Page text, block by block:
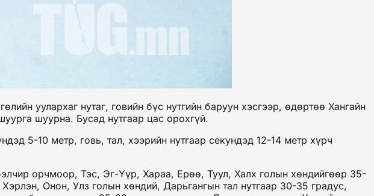
уулархаг нутаг, говийн бүс нутгийн баруун хэсгээр, өдөртөө Хангайн
шуурна. Бусад нутгаар цас орохгүй.
5-10 метр, говь, тал, хээрийн нутгаар секундэд 12-14 метр хүрч
орчмоор, Тэс, Эг-Үүр, Хараа, Ерөө, Туул, Халх голын хөндийгөөр 35-
Онон, Улз голын хөндий, Дарьгангын тал нутгаар 30-35 градус,